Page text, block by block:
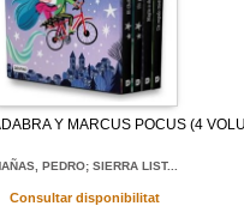
Y MARCUS POCUS (4
PEDRO; SIERRA LIST...
Consultar disponibilitat